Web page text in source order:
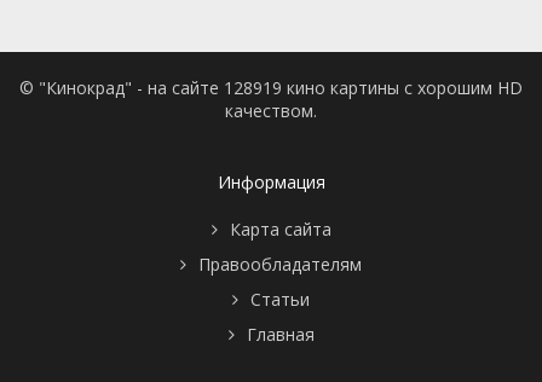
© "Кинокрад" - на сайте 128919 кино картины с хорошим HD
качеством.
Информация
Карта сайта
Правообладателям
Статьи
Главная